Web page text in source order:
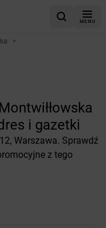
MENU
>
i gazetki
Warszawa. Sprawdź
z tego